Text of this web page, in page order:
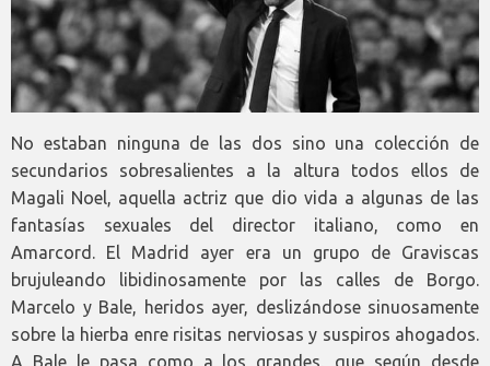
No estaban ninguna de las dos sino una colección de
secundarios sobresalientes a la altura todos ellos de
Magali Noel, aquella actriz que dio vida a algunas de las
fantasías sexuales del director italiano, como en
Amarcord. El Madrid ayer era un grupo de Graviscas
brujuleando libidinosamente por las calles de Borgo.
Marcelo y Bale, heridos ayer, deslizándose sinuosamente
sobre la hierba enre risitas nerviosas y suspiros ahogados.
A Bale le pasa como a los grandes, que según desde